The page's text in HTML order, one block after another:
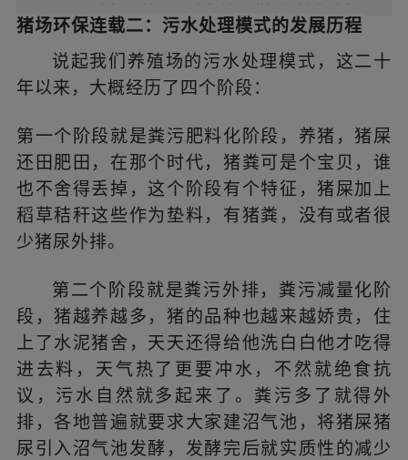
历了四个阶段： 第一个阶段就是粪污肥料化阶段，
养猪，猪屎还田肥田，在那个时代，猪粪可是个宝
贝，谁也不舍得丢掉，这个阶段有个特征，猪屎加
上稻草秸秆这些作为垫料，有猪粪，没有或者很少
猪尿外排。 第二个阶段就是粪污外排，粪污减量化
了水泥猪舍，天天还得给他洗白白他才吃得进去
料，天气热了更要冲水，不然就绝食抗议，污水自
然就多起来了。
猪场环保连载二：污水处理模式的发展历程
说起我们养殖场的污水处理模式，这二十
年以来，大概经历了四个阶段：
第一个阶段就是粪污肥料化阶段，养猪，猪屎
还田肥田， 在那个时代，猪粪可是个宝贝，谁
也不舍得丢掉，这个阶段有个特征，猪屎加上
稻草秸秆这些作为垫料，有猪粪，没有或者很
少猪尿外排。
第二个阶段就是粪污外排，粪污减量化阶
段，猪越养越多，猪的品种也越来越娇贵，住
上了水泥猪舍，天天还得给他洗白白他才吃得
进去料，天气热了更要冲水，不然就绝食抗
议，污水自然就多起来了。 粪污多了就得外
排，各地普遍就要求大家建沼气池，将猪屎猪
尿引入沼气池发酵，发酵完后就实质性的减少